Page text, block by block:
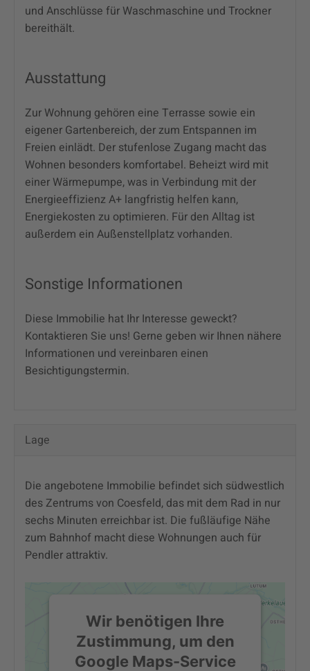
und Anschlüsse für Waschmaschine und Trockner
bereithält.
Ausstattung
Zur Wohnung gehören eine Terrasse sowie ein
eigener Gartenbereich, der zum Entspannen im
Freien einlädt. Der stufenlose Zugang macht das
Wohnen besonders komfortabel. Beheizt wird mit
einer Wärmepumpe, was in Verbindung mit der
Energieeffizienz A+ langfristig helfen kann,
Energiekosten zu optimieren. Für den Alltag ist
außerdem ein Außenstellplatz vorhanden.
Sonstige Informationen
Diese Immobilie hat Ihr Interesse geweckt?
Kontaktieren Sie uns! Gerne geben wir Ihnen nähere
Informationen und vereinbaren einen
Besichtigungstermin.
Lage
Die angebotene Immobilie befindet sich südwestlich
des Zentrums von Coesfeld, das mit dem Rad in nur
sechs Minuten erreichbar ist. Die fußläufige Nähe
zum Bahnhof macht diese Wohnungen auch für
Pendler attraktiv.
Wir benötigen Ihre
Zustimmung, um den
Google Maps-Service